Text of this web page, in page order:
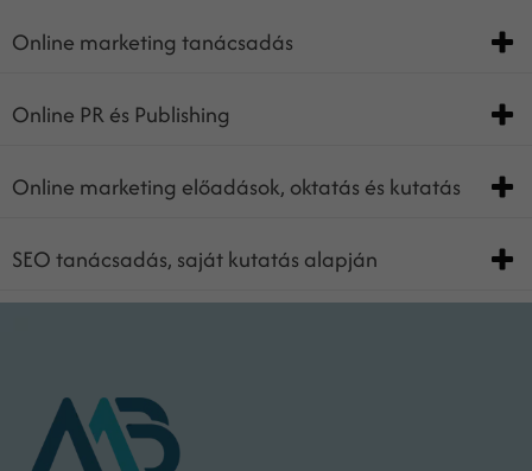
Online marketing tanácsadás
Online PR és Publishing
Online marketing előadások, oktatás és kutatás
SEO tanácsadás, saját kutatás alapján